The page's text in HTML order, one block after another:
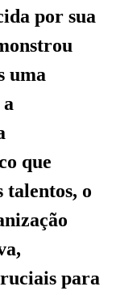
por sua
uma
que
talentos, o
para